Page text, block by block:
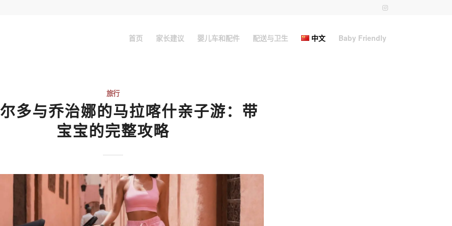
首页 家长建议 婴儿车和配件 配送与卫生 中文 Baby Friendly
旅行
多与乔治娜的马拉喀什亲子游：带
宝宝的完整攻略